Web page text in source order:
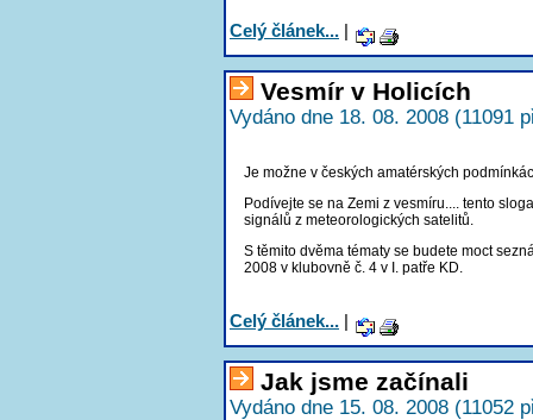
Celý článek... |
Vesmír v Holicích
Vydáno dne 18. 08. 2008 (11091
Je možne v českých amatérských
Podívejte se na Zemi z vesmíru.... tento
signálů z meteorologických satelitů.
S těmito dvěma tématy se budete moct
2008 v klubovně č. 4 v I. patře KD.
Celý článek... |
Jak jsme začínali
Vydáno dne 15. 08. 2008 (11052